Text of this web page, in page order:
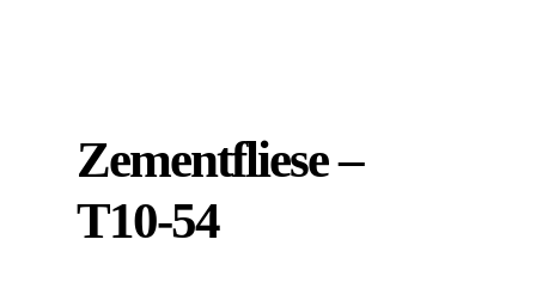
Zementfliese –
T10-54